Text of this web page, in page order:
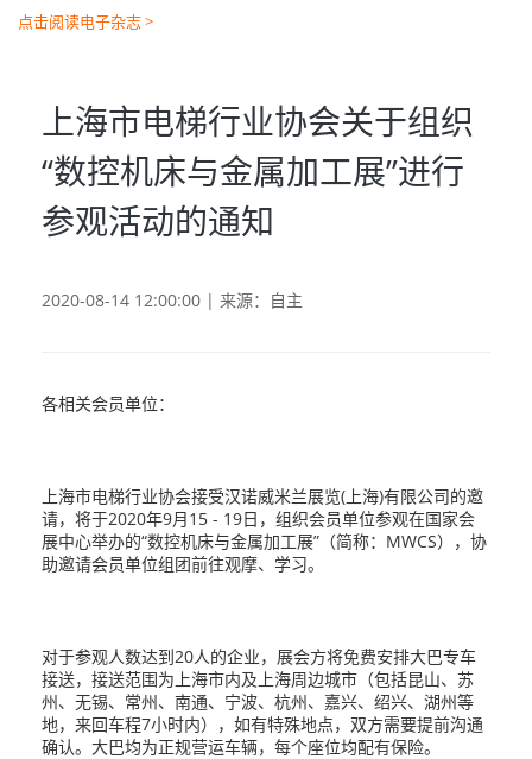
点击阅读电子杂志 >
上海市电梯行业协会关于组织
“数控机床与金属加工展”进行
参观活动的通知
2020-08-14 12:00:00 | 来源：自主
各相关会员单位：
上海市电梯行业协会接受汉诺威米兰展览(上海)有限公司的邀
请，将于2020年9月15 - 19日，组织会员单位参观在国家会
展中心举办的“数控机床与金属加工展”（简称：MWCS），协
助邀请会员单位组团前往观摩、学习。
对于参观人数达到20人的企业，展会方将免费安排大巴专车
接送，接送范围为上海市内及上海周边城市（包括昆山、苏
州、无锡、常州、南通、宁波、杭州、嘉兴、绍兴、湖州等
地，来回车程7小时内），如有特殊地点，双方需要提前沟通
确认。大巴均为正规营运车辆，每个座位均配有保险。